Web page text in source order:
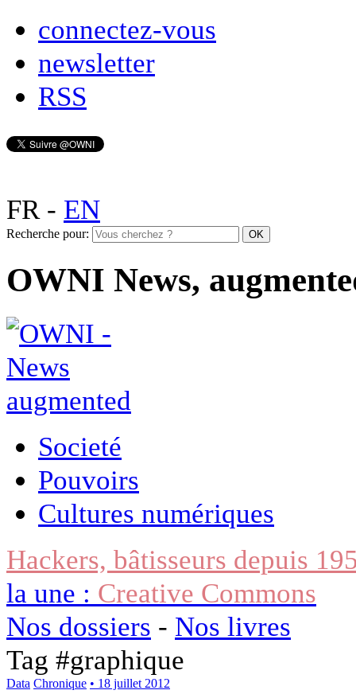
connectez-vous
newsletter
RSS
FR- EN
Recherche pour:
OWNI News,
Societé
Pouvoirs
Cultures numériques
Hackers, bâtisseurs depuis
la une : Creative Commons
Nos dossiers - Nos livres
Tag #graphique
Data Chronique • 18 juillet 2012